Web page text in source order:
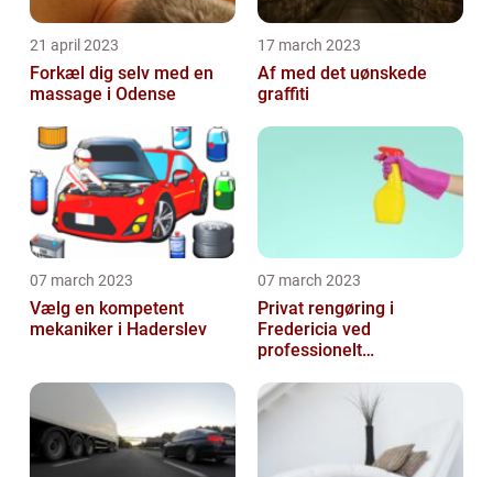
21 april 2023
Forkæl dig selv med en
massage i Odense
17 march 2023
Af med det uønskede
graffiti
07 march 2023
Vælg en kompetent
mekaniker i Haderslev
07 march 2023
Privat rengøring i
Fredericia ved
professionelt